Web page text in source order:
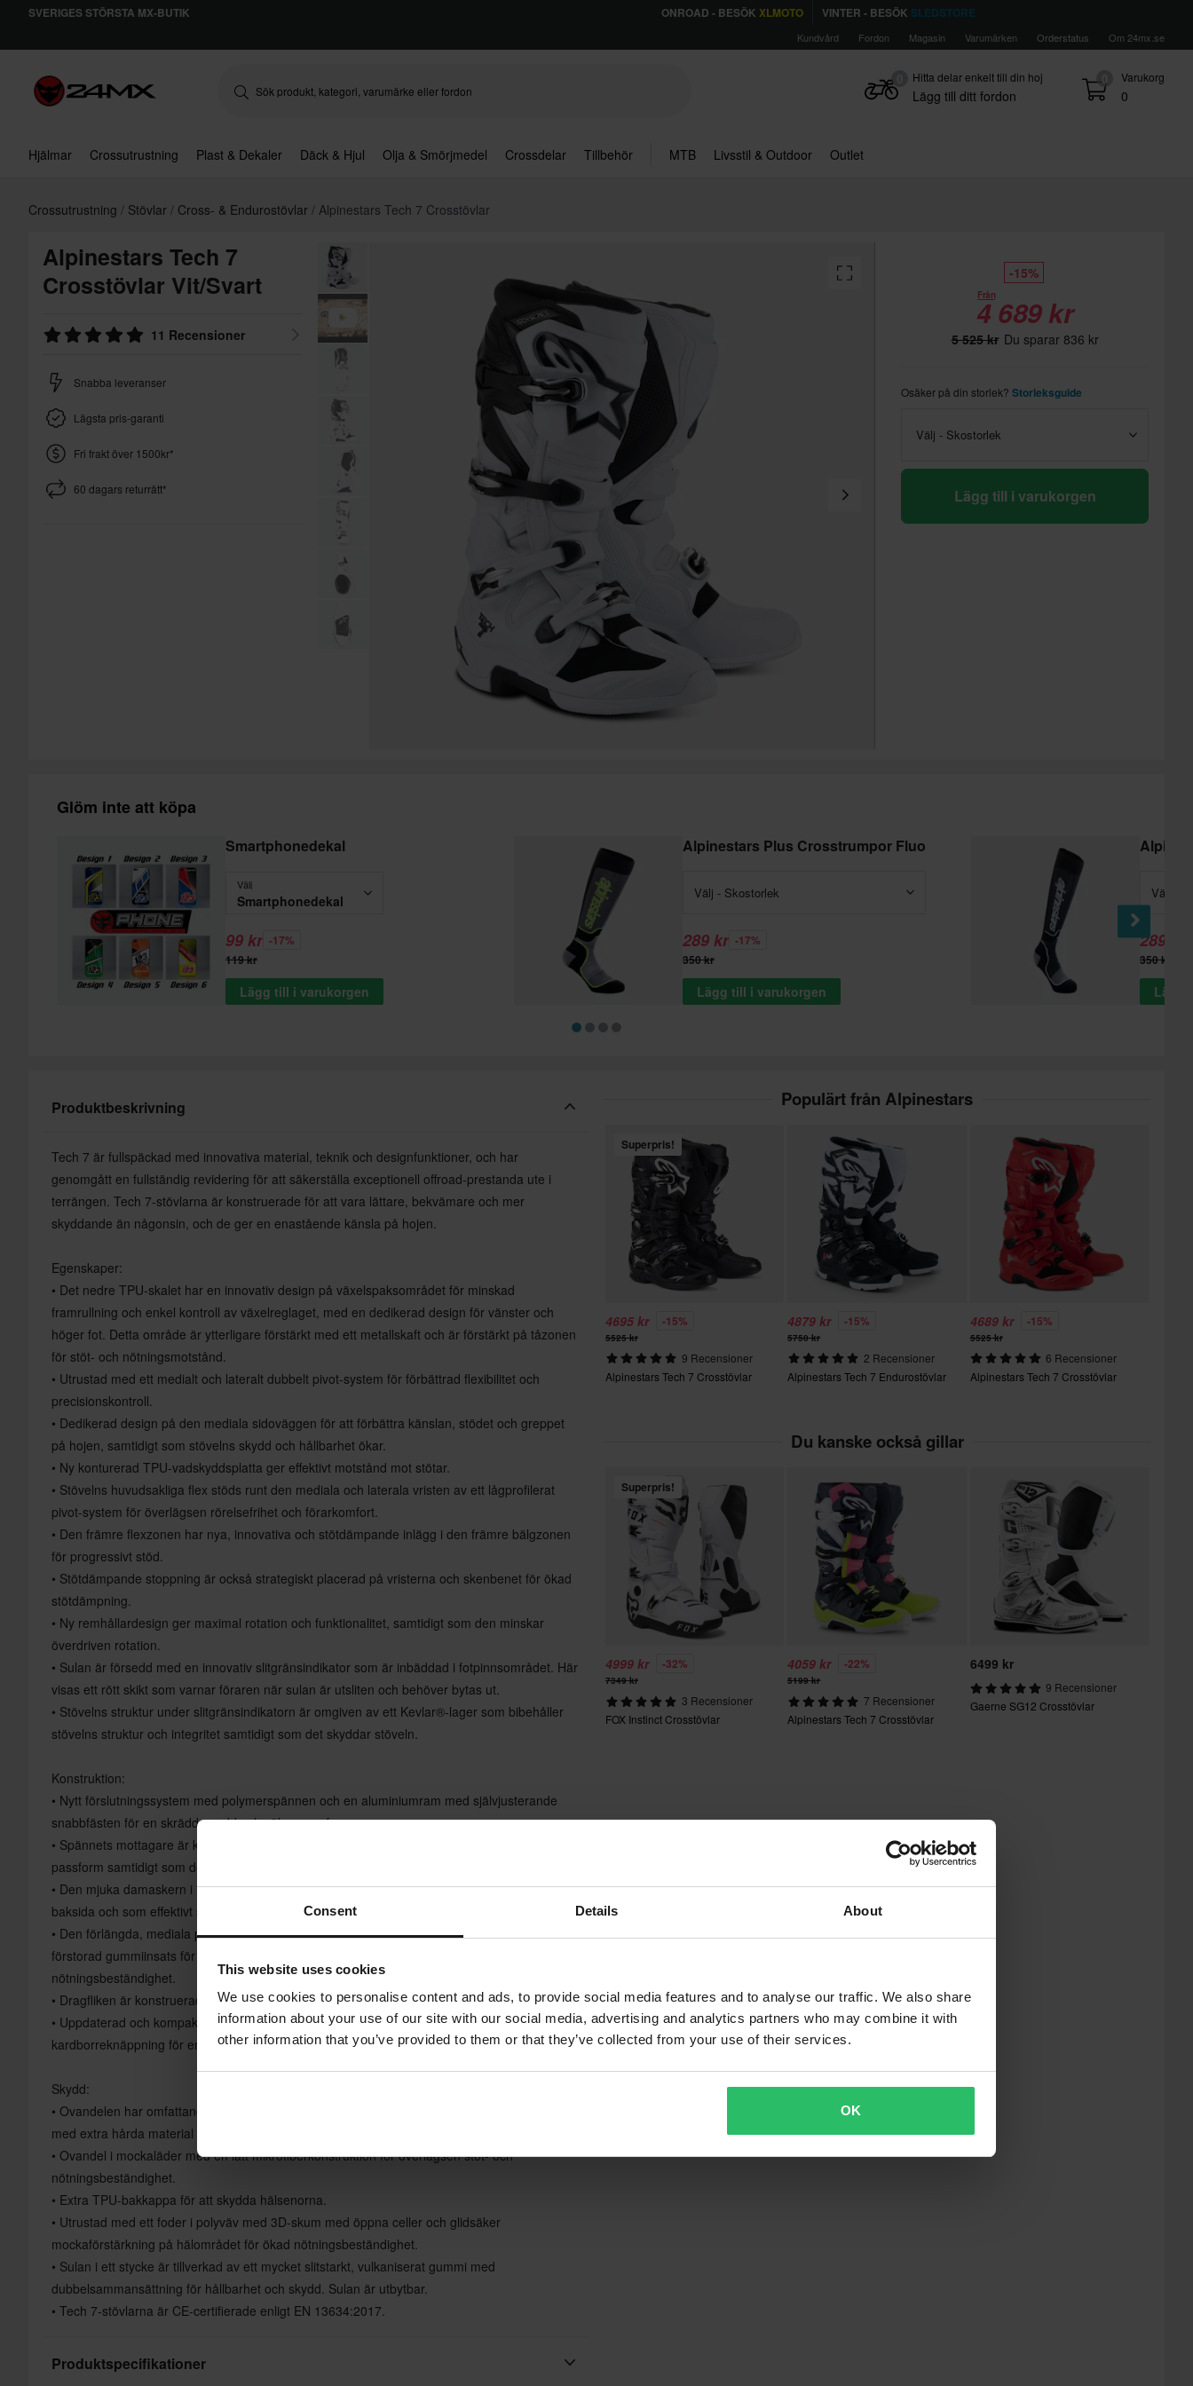
Consent Details About
This website uses cookies
We use cookies to personalise content and ads, to provide social media features and to analyse our traffic. We also share
information about your use of our site with our social media, advertising and analytics partners who may combine it with
other information that you’ve provided to them or that they’ve collected from your use of their services.
OK
SVERIGES STÖRSTA MX-BUTIK ONROAD - BESÖK XLMOTO VINTER - BESÖK SLEDSTORE
Kundvård Fordon Magasin Varumärken Orderstatus Om 24mx.se
0 Varukorg
0
Hitta delar enkelt till din hoj
Lägg till ditt fordon
Hjälmar Crossutrustning Plast & Dekaler Däck & Hjul Olja & Smörjmedel Crossdelar Tillbehör MTB Livsstil & Outdoor Outlet
Crossutrustning Stövlar Cross- & Endurostövlar Alpinestars Tech 7 Crosstövlar
Alpinestars Tech 7
Crosstövlar Vit/Svart
11 Recensioner
Snabba leveranser
Lägsta pris-garanti
Fri frakt över 1500kr*
60 dagars returrätt*
-15%
Från
4 689 kr
5 525 kr Du sparar 836 kr
Osäker på din storlek? Storleksguide
Välj - Skostorlek
Lägg till i varukorgen
Glöm inte att köpa
Smartphonedekal
Välj
Smartphonedekal
99 kr -17%
119 kr
Lägg till i varukorgen
Alpinestars Plus Crosstrumpor Fluo
Välj - Skostorlek
289 kr -17%
350 kr
Lägg till i varukorgen
Välj -
289 kr
350 kr
Lägg
Produktbeskrivning
Tech 7 är fullspäckad med innovativa material, teknik och designfunktioner, och har
genomgått en fullständig revidering för att säkerställa exceptionell offroad-prestanda ute i
terrängen. Tech 7-stövlarna är konstruerade för att vara lättare, bekvämare och mer
skyddande än någonsin, och de ger en enastående känsla på hojen.
Egenskaper:
• Det nedre TPU-skalet har en innovativ design på växelspaksområdet för minskad
framrullning och enkel kontroll av växelreglaget, med en dedikerad design för vänster och
höger fot. Detta område är ytterligare förstärkt med ett metallskaft och är förstärkt på tåzonen
för stöt- och nötningsmotstånd.
• Utrustad med ett medialt och lateralt dubbelt pivot-system för förbättrad flexibilitet och
precisionskontroll.
• Dedikerad design på den mediala sidoväggen för att förbättra känslan, stödet och greppet
på hojen, samtidigt som stövelns skydd och hållbarhet ökar.
• Ny konturerad TPU-vadskyddsplatta ger effektivt motstånd mot stötar.
• Stövelns huvudsakliga flex stöds runt den mediala och laterala vristen av ett lågprofilerat
pivot-system för överlägsen rörelsefrihet och förarkomfort.
• Den främre flexzonen har nya, innovativa och stötdämpande inlägg i den främre bälgzonen
för progressivt stöd.
• Stötdämpande stoppning är också strategiskt placerad på vristerna och skenbenet för ökad
stötdämpning.
• Ny remhållardesign ger maximal rotation och funktionalitet, samtidigt som den minskar
överdriven rotation.
• Sulan är försedd med en innovativ slitgränsindikator som är inbäddad i fotpinnsområdet. Här
visas ett rött skikt som varnar föraren när sulan är utsliten och behöver bytas ut.
• Stövelns struktur under slitgränsindikatorn är omgiven av ett Kevlar®-lager som bibehåller
stövelns struktur och integritet samtidigt som det skyddar stöveln.
Konstruktion:
• Nytt förslutningssystem med polymerspännen och en aluminiumram med självjusterande
snabbfästen för en skräddarsydd och säker passform.
• Spännets mottagare är konstruerad för att vara självjusterande, vilket garanterar en säker
passform samtidigt som det förhindrar att spännbandet roterar.
• Den mjuka damaskern i mikrofiber har en design som är särskilt anpassad för stövelns
baksida och som effektivt stänger ute vatten och smuts.
• Den förlängda, mediala panelen är tillverkad av TPU och dess nya design innehåller en
förstorad gummiinsats för maximal greppkontakt mot hojen och förbättrad värme- och
nötningsbeständighet.
• Dragfliken är konstruerad för att ge ökad elasticitet.
• Uppdaterad och kompakt TPU-skenbensplatta för bättre passform, utrustad med en förstärkt
kardborreknäppning för en bekväm och mycket skräddarsydd passform.
Skydd:
• Ovandelen har omfattande TPU-skydd på tårna, foten, hälen, vristen, vaden och skenbenet
med extra hårda material på tåboxen och hälen för extra stöt- och nötningsbeständighet.
• Ovandel i mockaläder med en lätt mikrofiberkonstruktion för överlägsen stöt- och
nötningsbeständighet.
• Extra TPU-bakkappa för att skydda hälsenorna.
• Utrustad med ett foder i polyväv med 3D-skum med öppna celler och glidsäker
mockaförstärkning på hälområdet för ökad nötningsbeständighet.
• Sulan i ett stycke är tillverkad av ett mycket slitstarkt, vulkaniserat gummi med
dubbelsammansättning för hållbarhet och skydd. Sulan är utbytbar.
• Tech 7-stövlarna är CE-certifierade enligt EN 13634:2017.
Produktspecifikationer
Populärt från Alpinestars
Superpris!
4695 kr -15%
5525 kr
9 Recensioner
Alpinestars Tech 7 Crosstövlar
4879 kr -15%
5750 kr
2 Recensioner
Alpinestars Tech 7 Endurostövlar
4689 kr -15%
5525 kr
6 Recensioner
Alpinestars Tech 7 Crosstövlar
Du kanske också gillar
Superpris!
4999 kr -32%
7349 kr
3 Recensioner
FOX Instinct Crosstövlar
4059 kr -22%
5199 kr
7 Recensioner
Alpinestars Tech 7 Crosstövlar
6499 kr
9 Recensioner
Gaerne SG12 Crosstövlar